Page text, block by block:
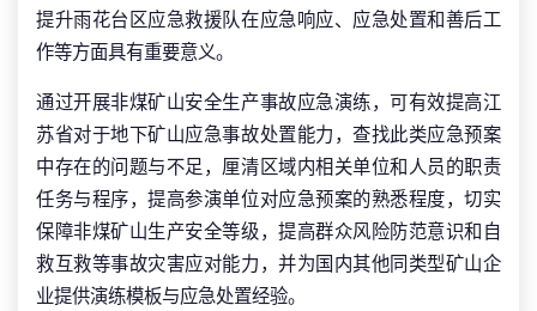
提升雨花台区应急救援队在应急响应、应急处置和善后工
作等方面具有重要意义。
通过开展非煤矿山安全生产事故应急演练，可有效提高江
苏省对于地下矿山应急事故处置能力，查找此类应急预案
中存在的问题与不足，厘清区域内相关单位和人员的职责
任务与程序，提高参演单位对应急预案的熟悉程度，切实
保障非煤矿山生产安全等级，提高群众风险防范意识和自
救互救等事故灾害应对能力，并为国内其他同类型矿山企
业提供演练模板与应急处置经验。